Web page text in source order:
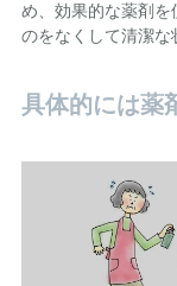
め、効果的な薬剤を
のをなくして清潔な
具体的には薬